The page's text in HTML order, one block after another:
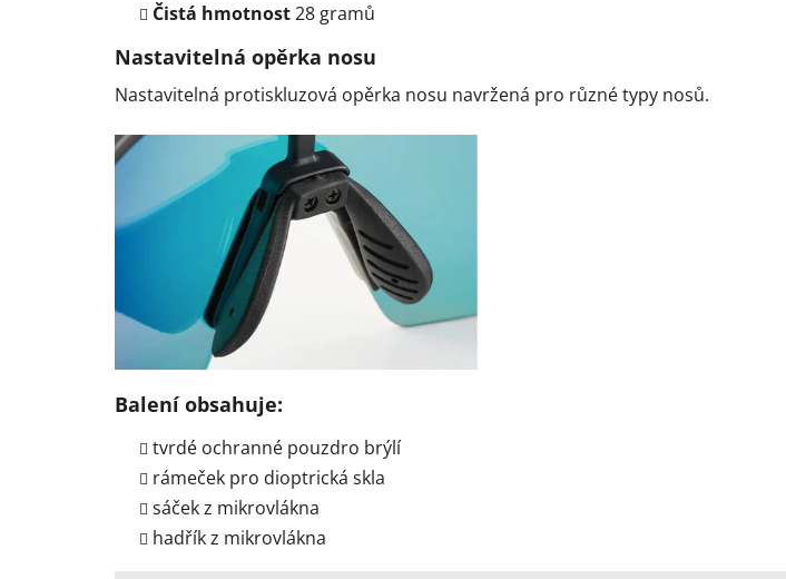
Čistá hmotnost28 gramů
Nastavitelná opěrka nosu
Nastavitelná protiskluzová opěrka nosu navržená pro různé typy nosů.
Balení obsahuje:
tvrdé ochranné pouzdro brýlí
rámeček pro dioptrická skla
sáček z mikrovlákna
hadřík z mikrovlákna